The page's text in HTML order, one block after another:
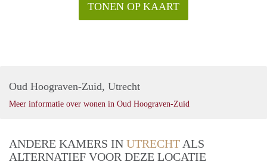
TONEN OP KAART
Oud Hoograven-Zuid, Utrecht
Meer informatie over wonen in Oud Hoograven-Zuid
ANDERE KAMERS IN UTRECHTALS
ALTERNATIEF VOOR DEZE LOCATIE